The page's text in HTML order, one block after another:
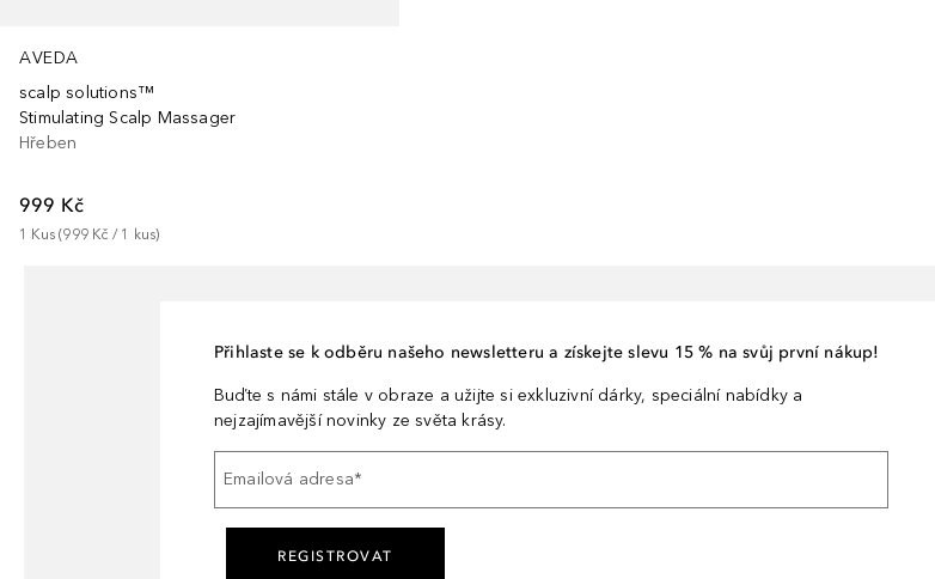
AVEDA
scalp solutions™
Stimulating Scalp Massager
Hřeben
999 Kč
1 Kus (999 Kč / 1 kus)
Přihlaste se k odběru našeho newsletteru a získejte slevu 15 % na svůj první nákup!
Buďte s námi stále v obraze a užijte si exkluzivní dárky, speciální nabídky a
nejzajímavější novinky ze světa krásy.
Emailová adresa*
REGISTROVAT